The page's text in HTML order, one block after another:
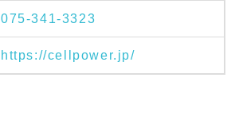
075-341-3323
https://cellpower.jp/